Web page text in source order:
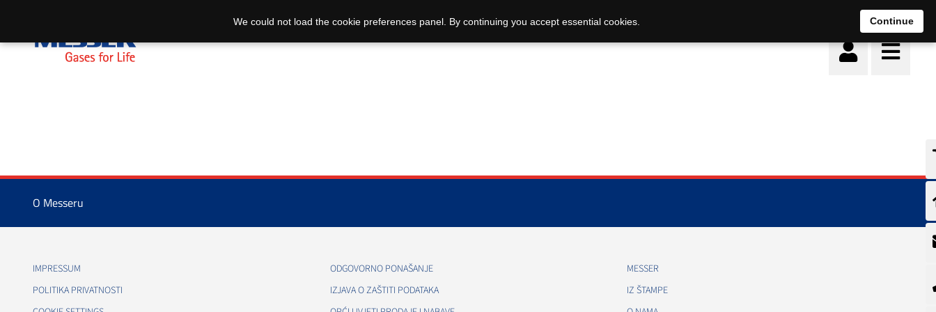
O Messeru
IMPRESSUM
POLITIKA PRIVATNOSTI
ODGOVORNO PONAŠANJE
IZJAVA O ZAŠTITI PODATAKA
MESSER
IZ ŠTAMPE
We could not load the cookie preferences panel. By continuing you accept essential cookies. Continue